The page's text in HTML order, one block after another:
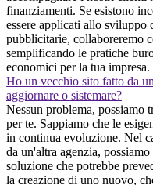
finanziamenti. Se esistono
essere applicati allo sviluppo
pubblicitarie, collaboreremo
semplificando le pratiche
economici per la tua impresa.
Ho un vecchio sito fatto da
aggiornare o sistemare?
Nessun problema, possiamo
per te. Sappiamo che le
in continua evoluzione. Nel
da un'altra agenzia,
soluzione che potrebbe
la creazione di uno nuovo,